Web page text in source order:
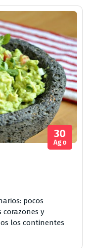
30
Ago
pocos
y
los continentes